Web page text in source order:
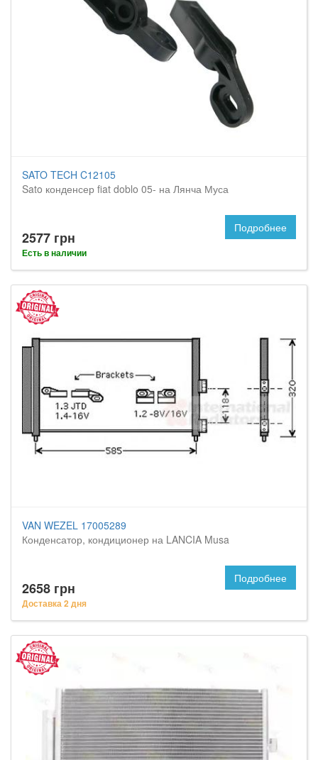
SATO TECH C12105
Sato конденсер fiat doblo 05- на Лянча Муса
2577 грн
Есть в наличии
Подробнее
VAN WEZEL 17005289
Конденсатор, кондиционер на LANCIA Musa
2658 грн
Доставка 2 дня
Подробнее